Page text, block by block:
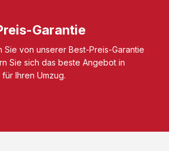
Garantie
Sie von unserer Best-Preis-Garantie
Sie sich das beste Angebot in
Ihren Umzug.